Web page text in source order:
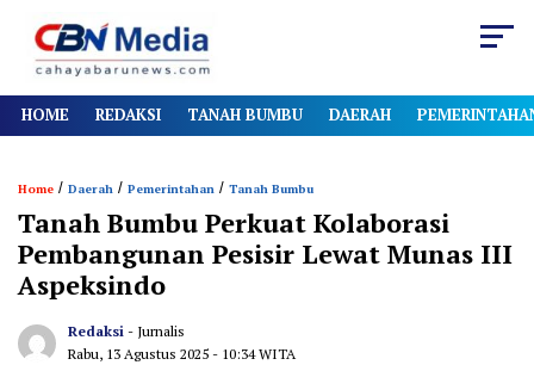
HOME REDAKSI TANAH BUMBU DAERAH
Home / Daerah / Pemerintahan / Tanah Bumbu
Tanah Bumbu Perkuat Kolaborasi
Pembangunan Pesisir Lewat Munas III
Aspeksindo
Redaksi - Jurnalis
Rabu, 13 Agustus 2025 - 10:34 WITA